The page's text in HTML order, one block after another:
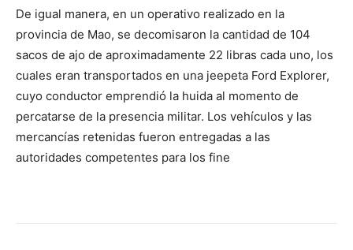
De igual manera, en un operativo realizado en la
provincia de Mao, se decomisaron la cantidad de 104
sacos de ajo de aproximadamente 22 libras cada uno, los
cuales eran transportados en una jeepeta Ford Explorer,
cuyo conductor emprendió la huida al momento de
percatarse de la presencia militar. Los vehículos y las
mercancías retenidas fueron entregadas a las
autoridades competentes para los fine